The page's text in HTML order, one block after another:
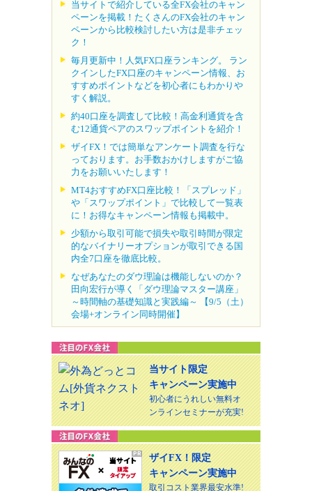
当サイトで紹介している全FX会社のキャン
ペーンを掲載！たくさんのFX会社のキャン
ペーンから比較検討したい方は是非チェッ
ク！
毎月更新中！人気FX口座ランキング。 ラン
クインしたFX口座のキャンペーン情報、お
すすめポイントなどを初心者にもわかりや
すく解説。
約40口座を調査して比較！高金利通貨を含
む12通貨ペアのスワップポイントを紹介！
ザイFX！では簡単なアンケート調査を行な
っております。お手数おかけしますがご協
力をお願いいたします！
MT4おすすめFX口座比較！「スプレッド」
や「スワップポイント」で比較して一覧表
に！お得なキャンペーン情報も掲載中。
少額から取引可能で損失や取引時間が限定
的なバイナリーオプションが取引できる国
内全7口座を徹底比較。
なぜあなたのダウ理論は機能しないのか？
田向宏行が導く「ダウ理論マスター講座」
～時間軸の基礎知識と実践編～ 【9/5（土）
会場+オンライン同時開催】
当サイト限定
キャンペーン実施中
初心者にうれしい無料オ
ンラインセミナーが充実!
ザイFX！限定
キャンペーン実施中
取引コスト業界最安水準!